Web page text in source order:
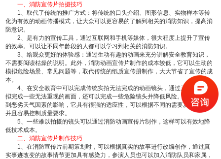
一、消防宣传片拍摄技巧
1、取代了传统的推广方式：将传统的口头介绍、图形信息、实物样本等转
化为有效的动画传播模式，让大众可以更容易的了解到相关的消防知识，提高消
防意识。
2、是有力的宣传工具，通过互联网和手机等媒体，很大程度上提升了宣传
的效率。可以让不同年龄段的人都可以学习到相关的消防知识。
3、给观众更好的体验感：通过生动有趣的动画来充分讲解安全教育知识，
不需要阅读枯燥的说明。此外，消防动画宣传片制作的成本较低，它可以生动的
模拟危险场景、常见问题等，取代传统的纸质宣传册制作，大大节省了宣传的成
本。
4、在安全教育中可以完成传统实拍无法完成的动画镜头，通过三维技术模
拟完成一些无法重现的画面，还可以完成一些危险镜头并降低风险。通常不会受
到恶劣天气因素的影响，它具有很强的适应性，可以根据不同的需要及时修改，
并且容易控制质量要求。
5、一些难以拍摄的镜头可以通过消防动画宣传片制作，这样可以有效地降
低技术成本。
二、消防宣传片制作技巧
1、在消防宣传片前期策划时，可以根据真实的故事进行改编创作，通过真
实事迹改变的故事情节更加具有感染力，参演人员也可以加入消防队员和家属，